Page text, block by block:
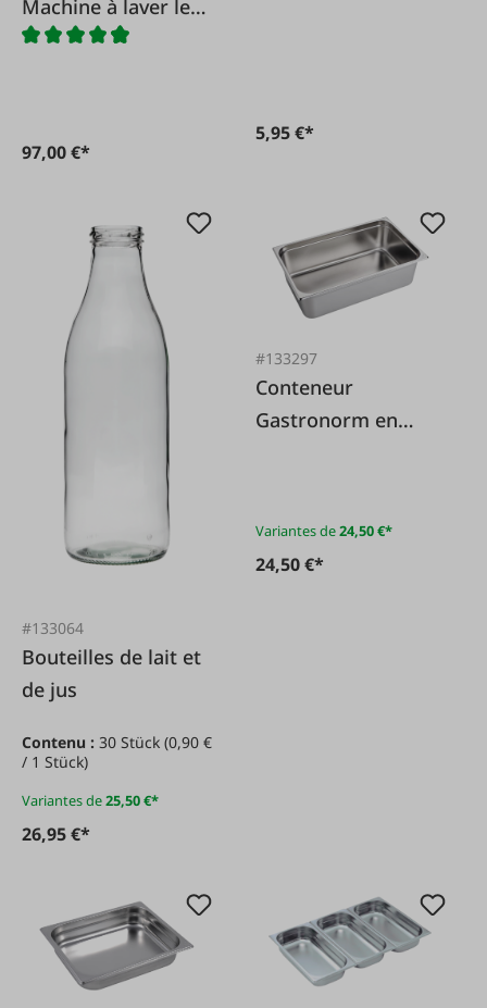
Machine à laver les
bouteilles
97,00 €*
5,95 €*
#133064
Bouteilles de lait et
de jus
Contenu : 30 Stück (0,90 €
/ 1 Stück)
Variantes de25,50 €*
26,95 €*
#133297
Conteneur
Gastronorm en
Variantes de24,50 €*
24,50 €*